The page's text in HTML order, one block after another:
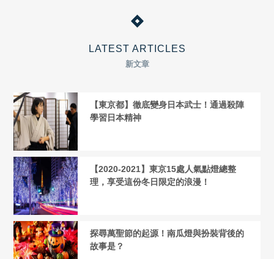
LATEST ARTICLES
新文章
【東京都】徹底變身日本武士！通過殺陣
學習日本精神
【2020-2021】東京15處人氣點燈總整
理，享受這份冬日限定的浪漫！
探尋萬聖節的起源！南瓜燈與扮裝背後的
故事是？